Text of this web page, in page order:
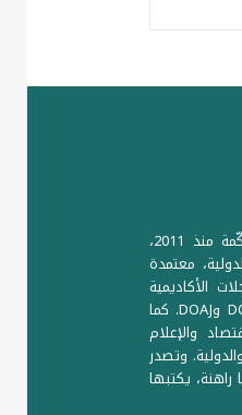
يصدر مركز حمورابي مجلة علمية فصلية محكّمة منذ 2011،
معتمدة
الأكاديمية
الرصينة، وحاصلة على مؤشرات دولية مثل DOI وDOAJ. كما
والإعلام
وتصدر
يكتبها